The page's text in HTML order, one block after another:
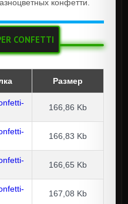
конфетти.
CONFETTI
Размер
166,86 Kb
166,83 Kb
166,65 Kb
167,08 Kb